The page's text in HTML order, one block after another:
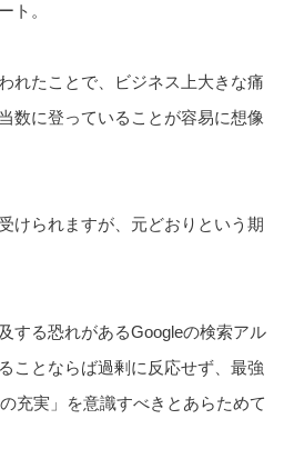
ト。
れたことで、ビジネス上大きな痛
数に登っていることが容易に想像
けられますが、元どおりという期
する恐れがあるGoogleの検索アル
ことならば過剰に反応せず、最強
充実」を意識すべきとあらためて